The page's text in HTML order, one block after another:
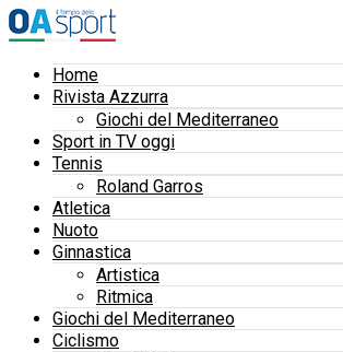
Home
Rivista Azzurra
Giochi del Mediterraneo
Sport in TV oggi
Tennis
Roland Garros
Atletica
Nuoto
Ginnastica
Artistica
Ritmica
Giochi del Mediterraneo
Ciclismo